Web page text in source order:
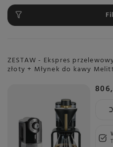
ZESTAW - Ekspres
złoty + Młynek do kawy